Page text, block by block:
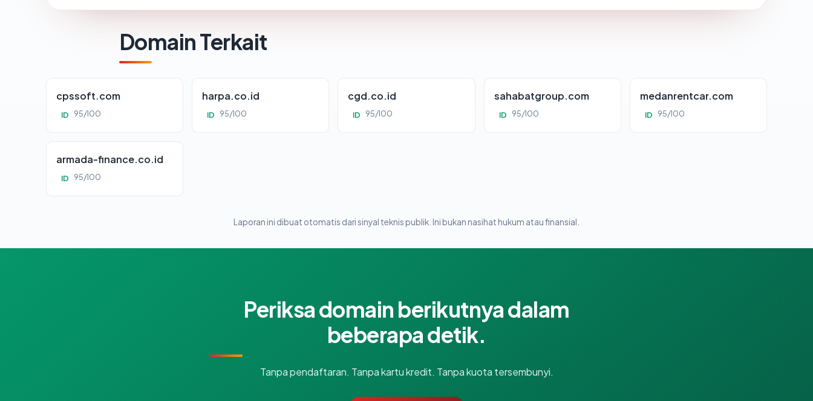
Domain Terkait
cpssoft.com
ID 95/100
harpa.co.id
ID 95/100
cgd.co.id
ID 95/100
sahabatgroup.com
ID 95/100
medanrentcar.com
ID 95/100
armada-finance.co.id
ID 95/100
Laporan ini dibuat otomatis dari sinyal teknis publik. Ini bukan nasihat hukum atau finansial.
Periksa domain berikutnya dalam
beberapa detik.
Tanpa pendaftaran. Tanpa kartu kredit. Tanpa kuota tersembunyi.